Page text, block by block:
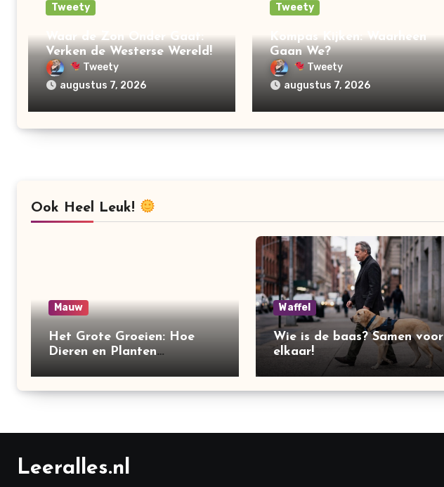
Tweety
Waar de Zon Onder Gaat:
Verken de Westerse Wereld!
Tweety
augustus 7, 2026
Tweety
Kompas Kijken: Waarheen
Gaan We?
Tweety
augustus 7, 2026
Ook Heel Leuk!
Mauw
Het Grote Groeien: Hoe
Dieren en Planten
Waffel
Wie is de baas? Samen voor
elkaar!
Leeralles.nl